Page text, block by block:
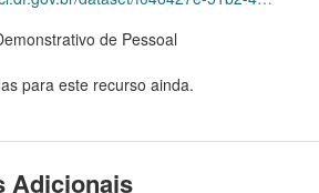
de Pessoal
para este recurso ainda.
Adicionais